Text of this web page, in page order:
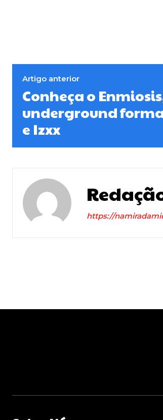
Artigo anterior
Conheça o
underground
e Izxx
https://